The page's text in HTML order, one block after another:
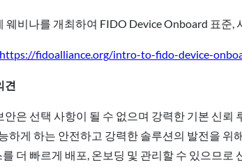
웨비나를 개최하여 FIDO Device Onboard 표준
https://fidoalliance.org/intro-to-fido-device-
견
은 선택 사항이 될 수 없으며 강력한 기본 신
하게 하는 안전하고 강력한 솔루션의 발전을
더 빠르게 배포, 온보딩 및 관리할 수 있으므